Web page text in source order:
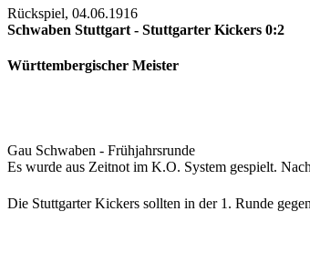
Rückspiel, 04.06.1916
Schwaben Stuttgart - Stuttgarter Kickers 0:2
Württembergischer Meister
Gau Schwaben - Frühjahrsrunde
Es wurde aus Zeitnot im K.O. System gespielt.
Die Stuttgarter Kickers sollten in der 1. Runde